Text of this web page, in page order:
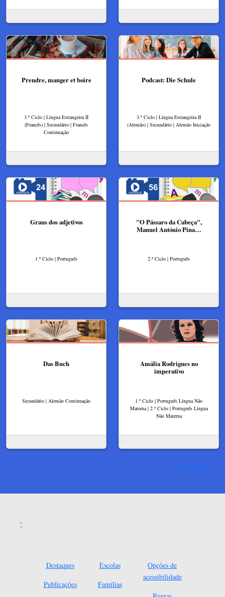
Prendre, manger et boire
3.º Ciclo | Língua Estrangeira II
(Francês) | Secundário | Francês
Continuação
Podcast: Die Schule
3.º Ciclo | Língua Estrangeira II
(Alemão) | Secundário | Alemão Iniciação
Graus dos adjetivos
1.º Ciclo | Português
"O Pássaro da Cabeça",
Manuel António Pina…
2.º Ciclo | Português
Das Buch
Secundário | Alemão Continuação
Amália Rodrigues no
imperativo
1.º Ciclo | Português Língua Não
Materna | 2.º Ciclo | Português Língua
Não Materna
Ver mais
Destaques
Publicações
Escolas
Famílias
Opções de
acessibilidade